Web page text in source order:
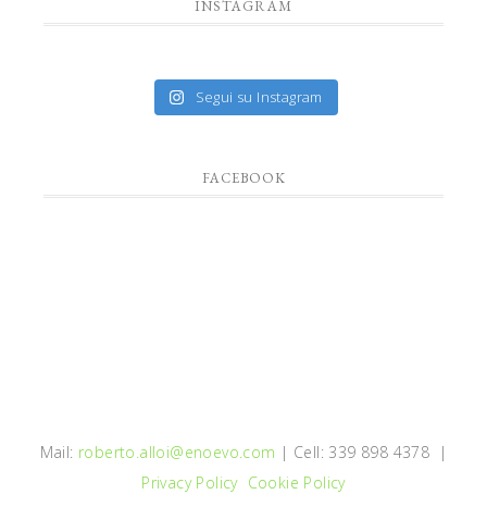
INSTAGRAM
Segui su Instagram
FACEBOOK
Mail: roberto.alloi@enoevo.com | Cell: 339 898 4378 |
Privacy Policy Cookie Policy